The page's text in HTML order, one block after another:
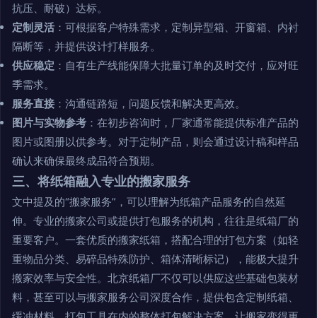
抗压、耐破）达标。
定制灵活 ：可根据客户特殊需求，定制异型箱、开窗箱、内衬
隔断等，并提供设计打样服务。
供应稳定 ：自有生产线能保障大批量订单的及时交付，应对旺
季需求。
服务直接 ：沟通链路短，问题反馈和解决更高效。
图片与实物参考 ：在初步咨询时，厂家通常能提供标准产品的
图片或图册以供参考。对于定制产品，则会通过设计稿和样品
确认来确保最终成品符合预期。
三、将纸箱融入专业的搬家服务
文中提及的“搬家服务”，可以理解为纸箱产品服务的自然延
伸。专业的搬家公司或提供打包服务的机构，往往是纸箱厂的
重要客户。一套优质的搬家纸箱，搭配合理的打包方案（如轻
重物品分类、易碎品特殊防护、箱体清晰标记），能极大提升
搬家效率与安全性。北京纸箱厂不仅可以供应这些基础包装材
料，甚至可以与搬家服务公司深度合作，提供包含定制纸箱、